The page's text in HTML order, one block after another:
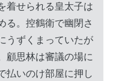
着せられる皇太子は
る。控鶴衛で幽閉さ
うずくまっていたが
顧思林は審議の場に
払いのけ部屋に押し